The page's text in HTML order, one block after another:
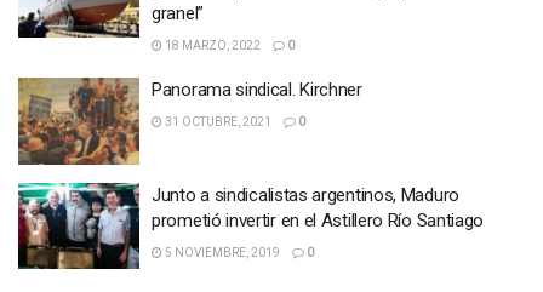
granel”
18 MARZO, 2022 0
Panorama sindical. Kirchner
31 OCTUBRE, 2021 0
Junto a sindicalistas argentinos, Maduro
prometió invertir en el Astillero Río Santiago
5 NOVIEMBRE, 2019 0